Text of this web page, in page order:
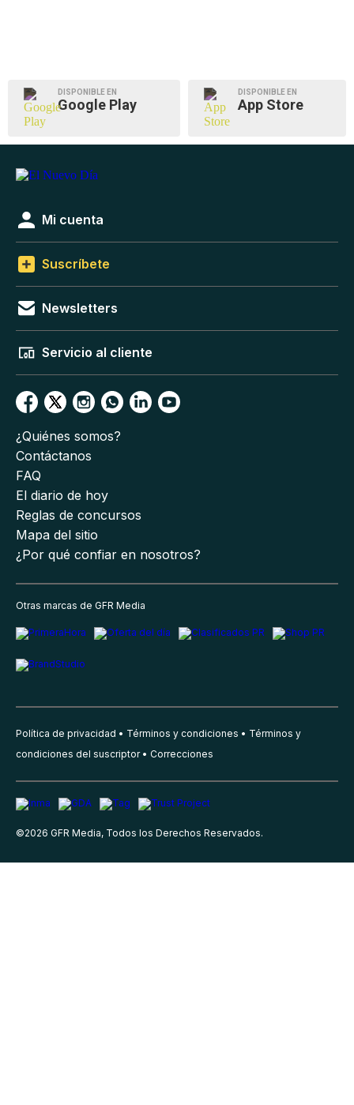
DISPONIBLE EN
Google Play
DISPONIBLE EN
App Store
Mi cuenta
Suscríbete
Newsletters
Servicio al cliente
¿Quiénes somos?
Contáctanos
FAQ
El diario de hoy
Reglas de concursos
Mapa del sitio
¿Por qué confiar en nosotros?
Otras marcas de GFR Media
Política de privacidad Términos y condiciones
Términos y
condiciones del suscriptor
Correcciones
©2026 GFR Media, Todos los Derechos Reservados.